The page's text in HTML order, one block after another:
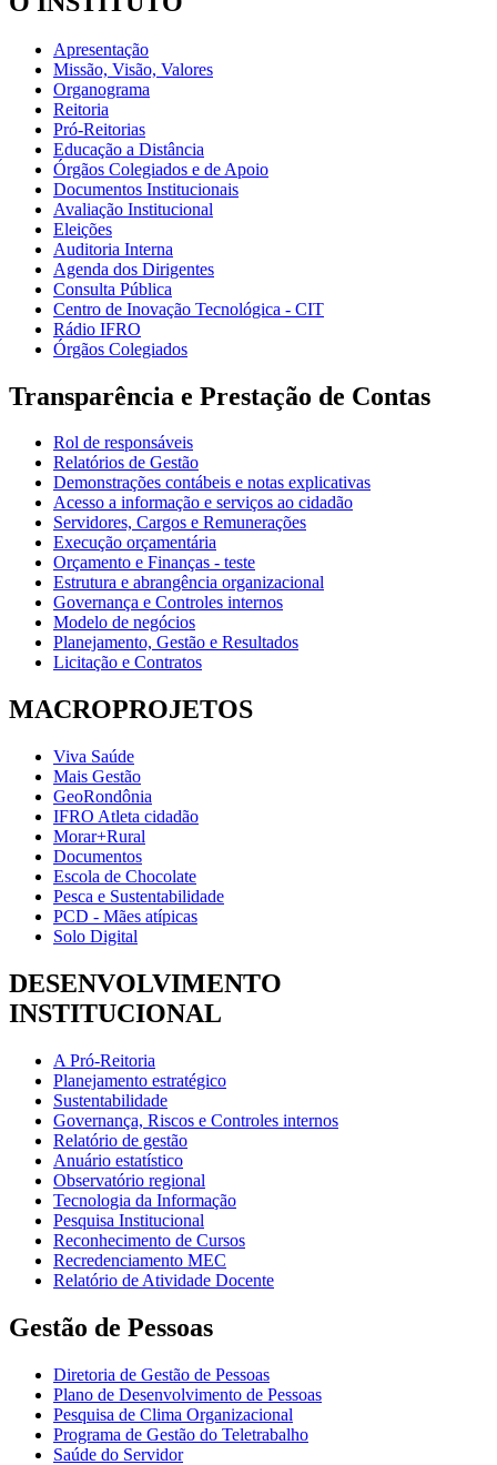
Apresentação
Missão, Visão, Valores
Organograma
Reitoria
Pró-Reitorias
Educação a Distância
Órgãos Colegiados e de Apoio
Documentos Institucionais
Avaliação Institucional
Eleições
Auditoria Interna
Agenda dos Dirigentes
Consulta Pública
Centro de Inovação Tecnológica - CIT
Rádio IFRO
Órgãos Colegiados
Transparência e Prestação de Contas
Rol de responsáveis
Relatórios de Gestão
Demonstrações contábeis e notas explicativas
Acesso a informação e serviços ao cidadão
Servidores, Cargos e Remunerações
Execução orçamentária
Orçamento e Finanças - teste
Estrutura e abrangência organizacional
Governança e Controles internos
Modelo de negócios
Planejamento, Gestão e Resultados
Licitação e Contratos
MACROPROJETOS
Viva Saúde
Mais Gestão
GeoRondônia
IFRO Atleta cidadão
Morar+Rural
Documentos
Escola de Chocolate
Pesca e Sustentabilidade
PCD - Mães atípicas
Solo Digital
DESENVOLVIMENTO
INSTITUCIONAL
A Pró-Reitoria
Planejamento estratégico
Sustentabilidade
Governança, Riscos e Controles internos
Relatório de gestão
Anuário estatístico
Observatório regional
Tecnologia da Informação
Pesquisa Institucional
Reconhecimento de Cursos
Recredenciamento MEC
Relatório de Atividade Docente
Gestão de Pessoas
Diretoria de Gestão de Pessoas
Plano de Desenvolvimento de Pessoas
Pesquisa de Clima Organizacional
Programa de Gestão do Teletrabalho
Saúde do Servidor